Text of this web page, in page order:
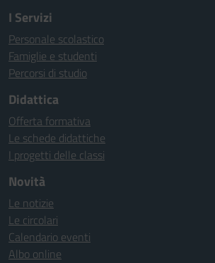
I Servizi
Personale scolastico
Famiglie e studenti
Percorsi di studio
Didattica
Offerta formativa
Le schede didattiche
I progetti delle classi
Novità
Le notizie
Le circolari
Calendario eventi
Albo online